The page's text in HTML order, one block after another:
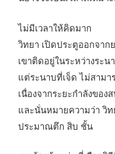
ไม่มีเวลาให้คิดมาก
วิทยา เปิดประตูออกจาก
เขาติดอยู่ในระหว่างระ
แต่ระนาบที่เจ็ด ไม่สาม
เนื่องจากระยะกำลังขอ
และนั่นหมายความว่า วิ
ประมาณตึก สิบ ชั้น